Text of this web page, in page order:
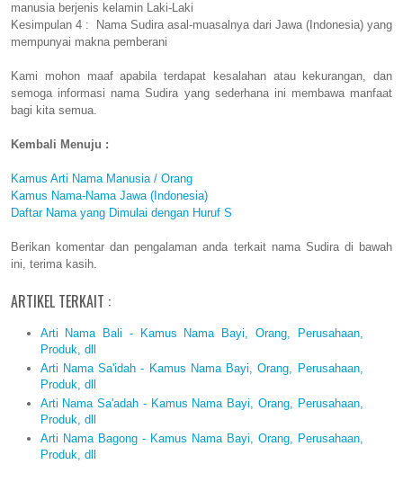
manusia berjenis kelamin Laki-Laki
Kesimpulan 4 : Nama Sudira asal-muasalnya dari Jawa (Indonesia) yang
mempunyai makna pemberani
Kami mohon maaf apabila terdapat kesalahan atau kekurangan, dan
semoga informasi nama Sudira yang sederhana ini membawa manfaat
bagi kita semua.
Kembali Menuju :
Kamus Arti Nama Manusia / Orang
Kamus Nama-Nama Jawa (Indonesia)
Daftar Nama yang Dimulai dengan Huruf S
Berikan komentar dan pengalaman anda terkait nama Sudira di bawah
ini, terima kasih.
ARTIKEL TERKAIT :
Arti Nama Bali - Kamus Nama Bayi, Orang, Perusahaan,
Produk, dll
Arti Nama Sa'idah - Kamus Nama Bayi, Orang, Perusahaan,
Produk, dll
Arti Nama Sa'adah - Kamus Nama Bayi, Orang, Perusahaan,
Produk, dll
Arti Nama Bagong - Kamus Nama Bayi, Orang, Perusahaan,
Produk, dll